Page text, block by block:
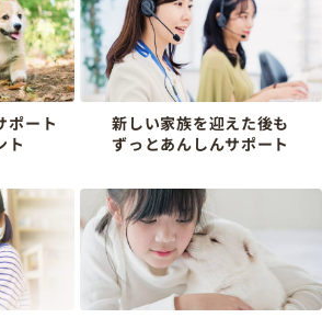
ポート
ト
新しい家族を迎えた後も
ずっとあんしんサポート